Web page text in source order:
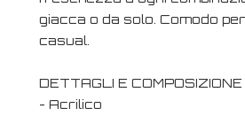
giacca o da solo. Comodo
casual.
DETTAGLI E COMPOSIZIONE
- Acrilico